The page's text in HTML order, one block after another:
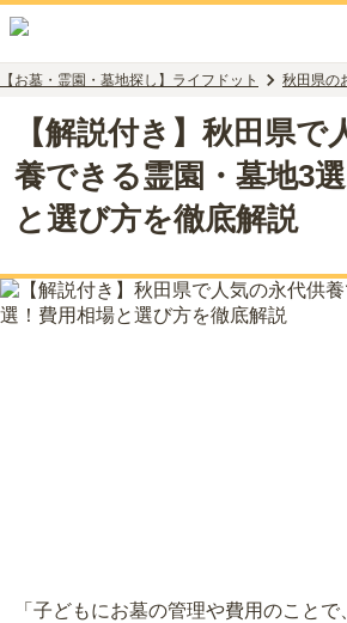
【お墓・霊園・墓地探し】ライフドット 秋田県の
【解説付き】秋田県で
養できる霊園・墓地3
と選び方を徹底解説
「子どもにお墓の管理や費用のこと